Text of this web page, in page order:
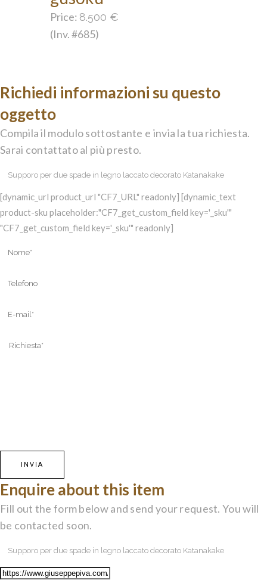
Price: 8.500 €
(Inv. #685)
Richiedi informazioni su questo
oggetto
Compila il modulo sottostante e invia la tua richiesta.
Sarai contattato al più presto.
[dynamic_url product_url "CF7_URL" readonly] [dynamic_text
product-sku placeholder:"CF7_get_custom_field key='_sku'"
"CF7_get_custom_field key='_sku'" readonly]
Enquire about this item
Fill out the form below and send your request. You will
be contacted soon.